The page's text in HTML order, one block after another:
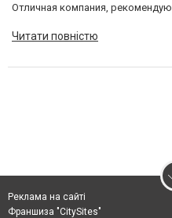
Отличная компания, рекомендую
Читати повністю
Реклама на сайті
Франшиза "CitySites"